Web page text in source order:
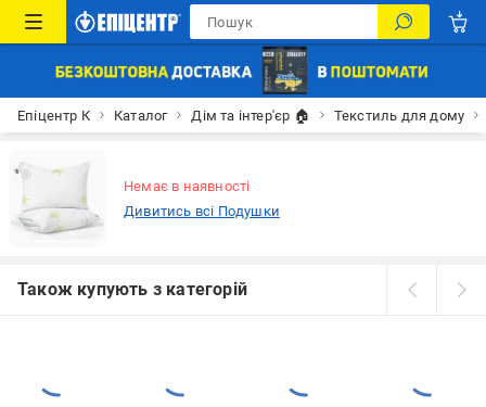
Епіцентр К Каталог Дім та інтер'єр 🏠 Текстиль для дому
Немає в наявності
Дивитись всі Подушки
Також купують з категорій